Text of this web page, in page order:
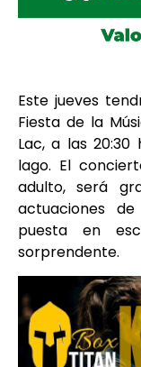
Este jueves
Fiesta de la
Lac, a las
lago. El
adulto, será
actuaciones
puesta en
sorprendente.